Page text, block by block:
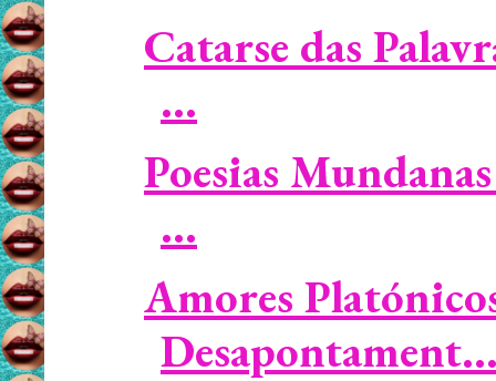
Catarse das
...
Poesias
...
Amores